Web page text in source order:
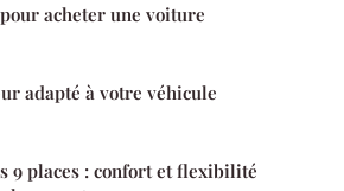
acheter une voiture
adapté à votre véhicule
9 places : confort et flexibilité